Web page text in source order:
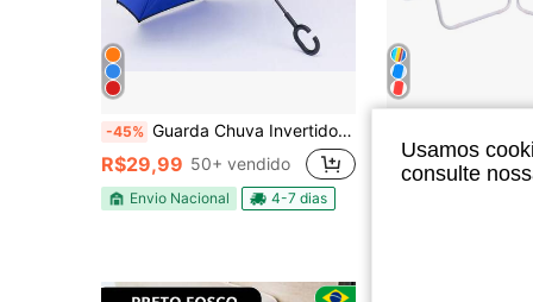
-45% Guarda Chuva Invertido Grande Corta Vento Resistente Reforçado Tecido Duplo Para Carros
R$29,99 50+ vendido
Envio Nacional 4-7 dias
R$159,90
Usamos
consulte